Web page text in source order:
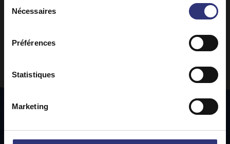
Nécessaires
Préférences
Statistiques
Marketing